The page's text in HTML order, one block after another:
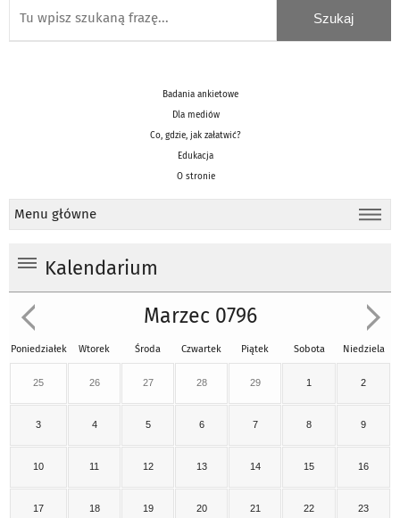
Badania ankietowe
Dla mediów
Co, gdzie, jak załatwić?
Edukacja
O stronie
Menu główne
Kalendarium
Marzec 0796
Poniedziałek Wtorek Środa Czwartek Piątek Sobota Niedziela
25 26 27 28 29 1 2
3 4 5 6 7 8 9
10 11 12 13 14 15 16
17 18 19 20 21 22 23